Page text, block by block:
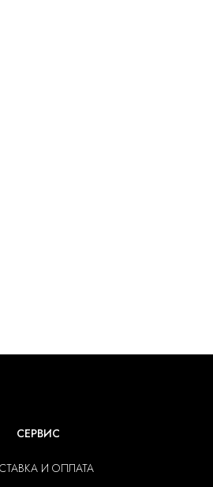
СЕРВИС
И ОПЛАТА